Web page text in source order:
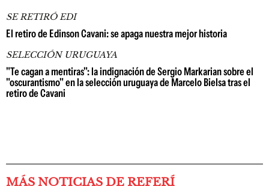
SE RETIRÓ EDI
El retiro de Edinson Cavani: se apaga nuestra mejor historia
SELECCIÓN URUGUAYA
"Te cagan a mentiras": la indignación de Sergio Markarian sobre el
"oscurantismo" en la selección uruguaya de Marcelo Bielsa tras el
retiro de Cavani
MÁS NOTICIAS DE REFERÍ